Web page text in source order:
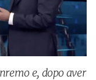
e, dopo aver